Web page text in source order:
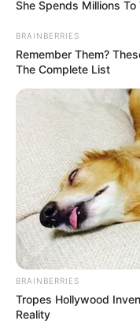
országot.
A volt
az ország
Orbán Viktor
az ország
kormányzása alatt
hivatalba
„Az ország
lépésével
most válik
She Spends Millions
BRAINBERRIES
Remember Them?
The Complete List
BRAINBERRIES
Tropes Hollywood
Reality